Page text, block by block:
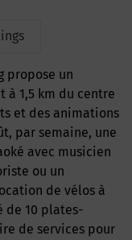
à 1,5 km du centre
et des animations
par semaine, une
avec musicien
ou un
de vélos à
de 10 plates-
de services pour